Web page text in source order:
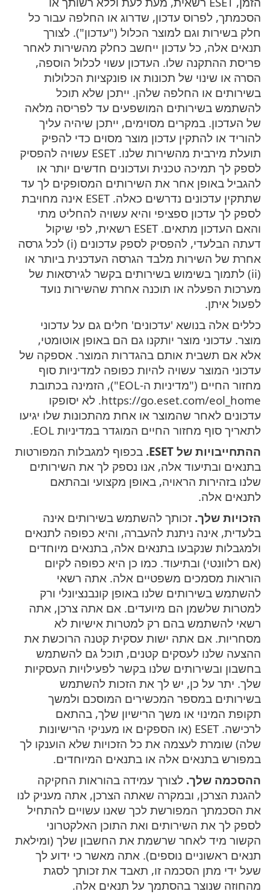
הסכמתך, לפרוס עדכון, שדרוג או החלפה עבור כל
חלק בשירות וגם למוצר הכלול ("עדכון"). לצורך
תנאים אלה, כל עדכון ייחשב כחלק מהשירות לאחר
פריסת ההתקנה שלו. העדכון עשוי לכלול הוספה,
הסרה או שינוי של תכונות או פונקציות הכלולות
בשירותים או החלפה שלהן. ייתכן שלא תוכל
להשתמש בשירותים המושפעים עד לפריסה מלאה
של העדכון. במקרים מסוימים, ייתכן שיהיה עליך
להוריד או להתקין עדכון מוצר מסוים כדי להפיק
תועלת מירבית מהשירות שלנו. ESET עשויה להפסיק
לספק לך תמיכה טכנית ועדכונים חדשים יותר או
להגביל באופן אחר את השירותים המסופקים לך עד
שתתקין עדכונים נדרשים כאלה. ESET אינה מחויבת
לספק לך עדכון ספציפי והיא עשויה להחליט מתי
והאם העדכון מתאים. ESET רשאית, לפי שיקול
דעתה הבלעדי, להפסיק לספק עדכונים (i) לכל גרסה
אחרת של השירות מלבד הגרסה העדכנית ביותר או
(ii) לתמוך בשימוש בשירותים בקשר לגירסאות של
מערכות הפעלה או תוכנה אחרת שהשירות נועד
לפעול איתן.
כללים אלה בנושא 'עדכונים' חלים גם על עדכוני
מוצר. עדכוני מוצר יותקנו גם הם באופן אוטומטי,
אלא אם תשבית אותם בהגדרות המוצר. אספקה של
עדכוני המוצר עשויה להיות כפופה למדיניות סוף
מחזור החיים ("מדיניות ה-EOL"), הזמינה בכתובת
https://go.eset.com/eol_home. לא יסופקו
עדכונים לאחר שהמוצר או אחת מהתכונות שלו יגיעו
לתאריך סוף מחזור החיים המוגדר במדיניות EOL.
ההתחייבויות של ESET.
בכפוף למגבלות המפורטות
בתנאים ובתיעוד אלה, אנו נספק לך את השירותים
שלנו בזהירות הראויה, באופן מקצועי ובהתאם
לתנאים אלה.
הזכויות שלך. זכותך להשתמש בשירותים אינה
בלעדית, אינה ניתנת להעברה, והיא כפופה לתנאים
ולמגבלות שנקבעו בתנאים אלה, בתנאים מיוחדים
(אם רלוונטי) ובתיעוד. כמו כן היא כפופה לקיום
הוראות מסמכים משפטיים אלה. אתה רשאי
להשתמש בשירותים שלנו באופן קונבנציונלי ורק
למטרות שלשמן הם מיועדים. אם אתה צרכן, אתה
רשאי להשתמש בהם רק למטרות אישיות לא
מסחריות. אם אתה ישות עסקית קטנה הרוכשת את
ההצעה שלנו לעסקים קטנים, תוכל גם להשתמש
בחשבון ובשירותים שלנו בקשר לפעילויות העסקיות
שלך. יתר על כן, יש לך את הזכות להשתמש
בשירותים במספר המכשירים המוסכם ולמשך
תקופת המינוי או משך הרישיון שלך, בהתאם
לרכישה. ESET (או הספקים או מעניקי הרישיונות
שלה) שומרת לעצמה את כל הזכויות שלא הוענקו לך
במפורש בתנאים אלה או בתנאים המיוחדים.
ההסכמה שלך. לצורך עמידה בהוראות החקיקה
להגנת הצרכן, ובמקרה שאתה הצרכן, אתה מעניק לנו
את הסכמתך המפורשת לכך שאנו עשויים להתחיל
לספק לך את השירותים ואת התוכן האלקטרוני
הקשור מיד לאחר שרשמת את החשבון שלך (ומילאת
תנאים ראשוניים נוספים). אתה מאשר כי ידוע לך
שעל ידי מתן הסכמה זו, תאבד את זכותך לסגת
מהחוזה שנוצר בהסתמך על תנאים אלה.